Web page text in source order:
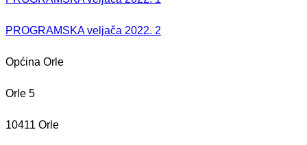
PROGRAMSKA veljača 2022. 2
Općina Orle
Orle 5
10411 Orle